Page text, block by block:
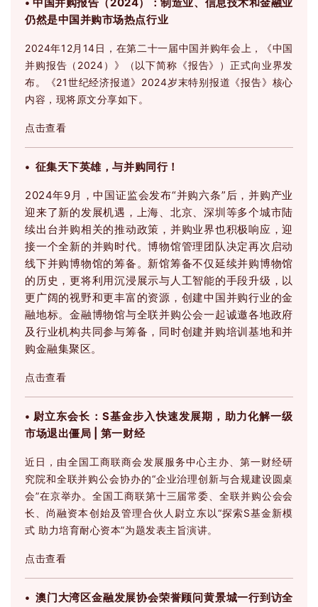
• 中国并购报告（2024）：制造业、信息技术和金融业
仍然是中国并购市场热点行业
2024年12月14日，在第二十一届中国并购年会上，《中国
并购报告（2024）》（以下简称《报告》）正式向业界发
布。《21世纪经济报道》2024岁末特别报道《报告》核心
内容，现将原文分享如下。
点击查看
• 征集天下英雄，与并购同行！
2024年9月，中国证监会发布“并购六条”后，并购产业
迎来了新的发展机遇，上海、北京、深圳等多个城市陆
续出台并购相关的推动政策，并购业界也积极响应，迎
接一个全新的并购时代。博物馆管理团队决定再次启动
线下并购博物馆的筹备。 新馆筹备不仅延续并购博物馆
的历史，更将利用沉浸展示与人工智能的手段升级，以
更广阔的视野和更丰富的资源，创建中国并购行业的金
融地标。金融博物馆与全联并购公会一起诚邀各地政府
及行业机构共同参与筹备，同时创建并购培训基地和并
购金融集聚区。
点击查看
• 尉立东会长：S基金步入快速发展期，助力化解一级
市场退出僵局 | 第一财经
近日，由全国工商联商会发展服务中心主办、第一财经研
究院和全联并购公会协办的“企业治理创新与合规建设圆桌
会”在京举办。全国工商联第十三届常委、全联并购公会会
长、尚融资本创始及管理合伙人尉立东以“探索S基金新模
式 助力培育耐心资本”为题发表主旨演讲。
点击查看
• 澳门大湾区金融发展协会荣誉顾问黄景城一行到访全